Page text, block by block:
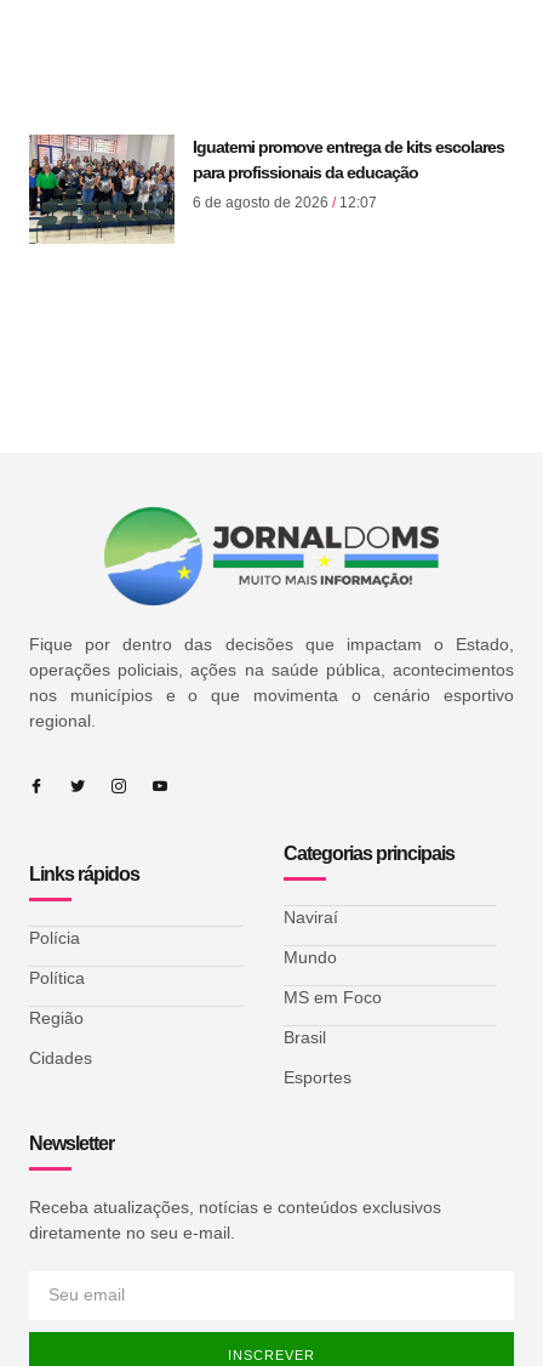
Iguatemi promove entrega de kits escolares
para profissionais da educação
6 de agosto de 2026 12:07
Fique por dentro das decisões que impactam o Estado,
operações policiais, ações na saúde pública, acontecimentos
nos municípios e o que movimenta o cenário esportivo
regional.
Links rápidos
Polícia
Política
Região
Cidades
Categorias principais
Naviraí
Mundo
MS em Foco
Brasil
Esportes
Newsletter
Receba atualizações, notícias e conteúdos exclusivos
diretamente no seu e-mail.
INSCREVER